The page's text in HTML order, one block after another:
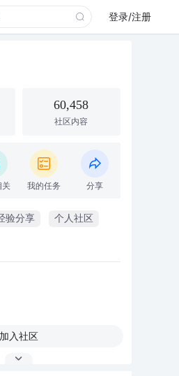
登录/注册
60,458
社区内容
关 我的任务 分享
验分享 个人社区
加入社区